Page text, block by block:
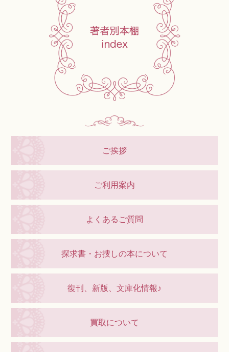
ご挨拶
ご利用案内
よくあるご質問
探求書・お捜しの本について
復刊、新版、文庫化情報♪
買取について